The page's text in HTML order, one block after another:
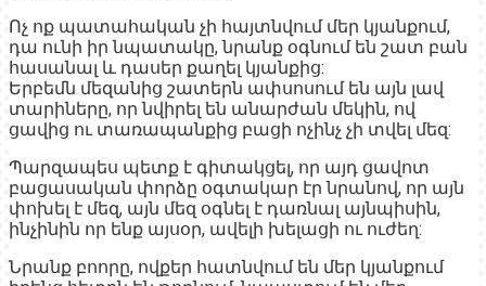
Ոչ ոք պատահական չի հայտնվում մեր կյանքում,
դա ունի իր նպատակը, նրանք օգնում են շատ բան
հասանալ և դասեր քաղել կյանքից:
Երբեմն մեզանից շատերն ափսոսում են այն լավ
տարիները, որ նվիրել են անարժան մեկին, ով
ցավից ու տառապանքից բացի ոչինչ չի տվել մեզ:
Պարզապես պետք է գիտակցել, որ այդ ցավոտ
բացասական փորձը օգտակար էր նրանով, որ այն
փոխել է մեզ, այն մեզ օգնել է դառնալ այնպիսին,
ինչինին որ ենք այսօր, ավելի խելացի ու ուժեղ:
Նրանք բոորը, ովքեր հատնվում են մեր կյանքում